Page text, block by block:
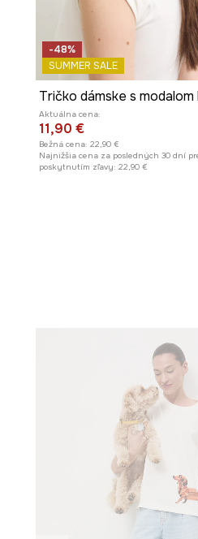
-48%
SUMMER SALE
Aktuálna cena:
11,90 €
Bežná cena: 22,90 €
Najnižšia cena za posledných 30 dní
poskytnutím zľavy: 22,90 €